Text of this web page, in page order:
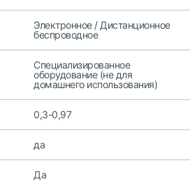
Электронное / Дистанционное
беспроводное
Специализированное
оборудование (не для
домашнего использования)
0,3-0,97
да
Да